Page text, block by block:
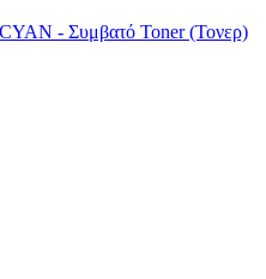
- Συμβατό Toner (Τονερ)